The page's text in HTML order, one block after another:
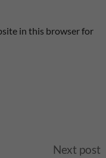
in this browser for
Next post